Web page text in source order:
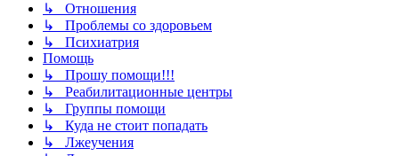
↳ Отношения
↳ Проблемы со здоровьем
↳ Психиатрия
Помощь
↳ Прошу помощи!!!
↳ Реабилитационные центры
↳ Группы помощи
↳ Куда не стоит попадать
↳ Лжеучения